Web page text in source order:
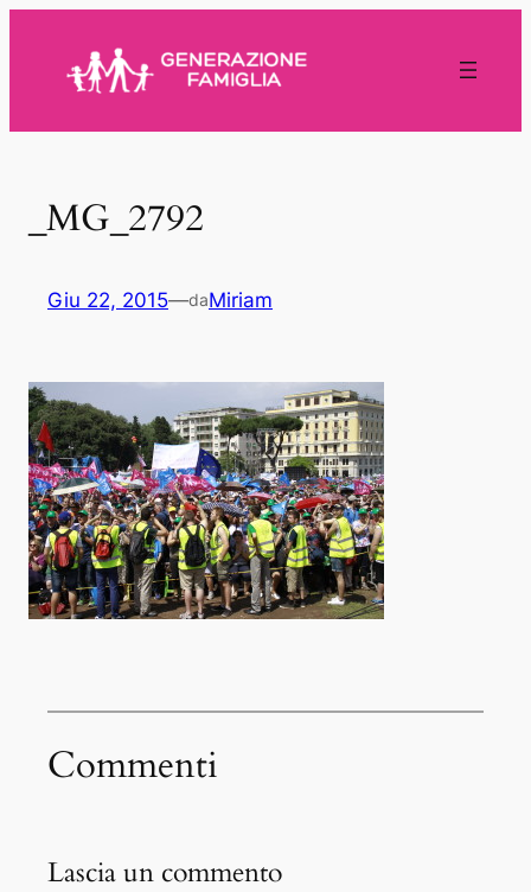
contenuto
_MG_2792
Giu 22, 2015—daMiriam
Commenti
Lascia un commento